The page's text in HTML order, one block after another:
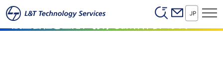
本文へスキップ Header
JP
航空会社と空港における旅客体験の変革